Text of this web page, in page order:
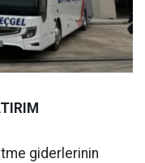
giderlerinin